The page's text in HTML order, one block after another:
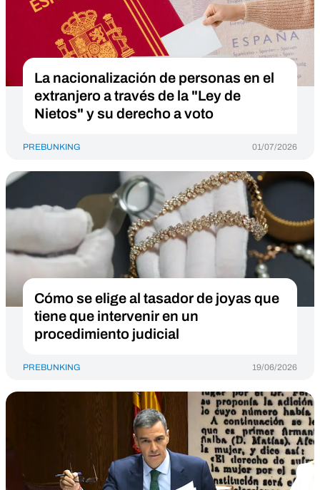
La nacionalización de personas en el
extranjero a través de la "Ley de
Nietos" y su derecho a voto
PREBUNKING 01/07/2026
Cómo se elige al tasador de joyas que
tiene que intervenir en un
procedimiento judicial
PREBUNKING 19/06/2026